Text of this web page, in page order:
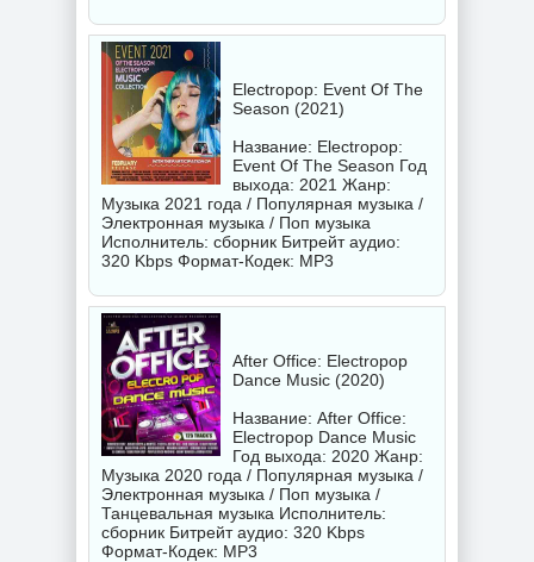
Electropop: Event Of The
Season (2021)
Название: Electropop:
Event Of The Season Год
выхода: 2021 Жанр:
Музыка 2021 года / Популярная музыка /
Электронная музыка / Поп музыка
Исполнитель: сборник Битрейт аудио:
320 Kbps Формат-Кодек: MP3
After Office: Electropop
Dance Music (2020)
Название: After Office:
Electropop Dance Music
Год выхода: 2020 Жанр:
Музыка 2020 года / Популярная музыка /
Электронная музыка / Поп музыка /
Танцевальная музыка Исполнитель:
сборник Битрейт аудио: 320 Kbps
Формат-Кодек: MP3